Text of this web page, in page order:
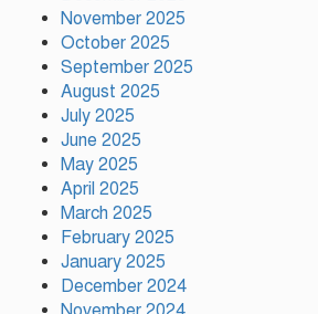
জমিয়ত
November 2025
October 2025
September 2025
August 2025
July 2025
June 2025
May 2025
April 2025
March 2025
February 2025
January 2025
December 2024